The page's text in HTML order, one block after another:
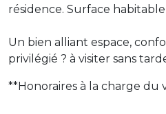
résidence. Surface habitable
Un bien alliant espace,
privilégié ? à visiter sans
**Honoraires à la charge du